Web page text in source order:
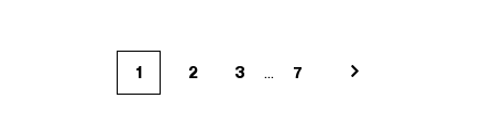
1 2 3 ... 7